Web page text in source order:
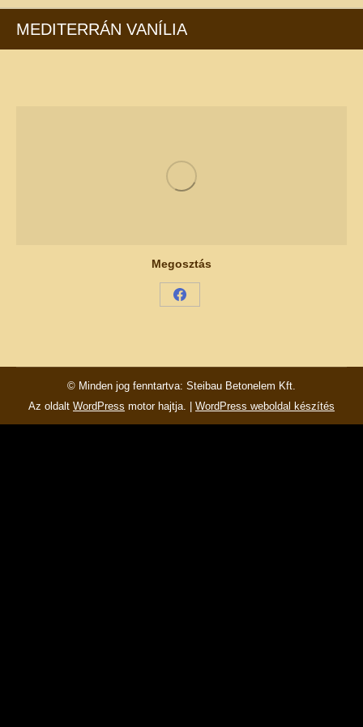
MEDITERRÁN VANÍLIA
Megosztás
Share
© Minden jog fenntartva: Steibau Betonelem Kft.
Az oldalt WordPress motor hajtja. | WordPress weboldal készítés